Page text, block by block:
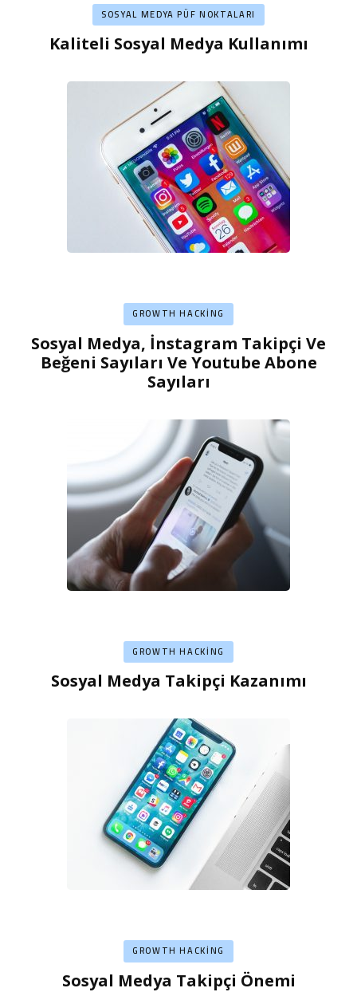
SOSYAL MEDYA PÜF NOKTALARI
Kaliteli Sosyal Medya Kullanımı
GROWTH HACKING
Sosyal Medya, İnstagram Takipçi Ve
Beğeni Sayıları Ve Youtube Abone
Sayıları
GROWTH HACKING
Sosyal Medya Takipçi Kazanımı
GROWTH HACKING
Sosyal Medya Takipçi Önemi